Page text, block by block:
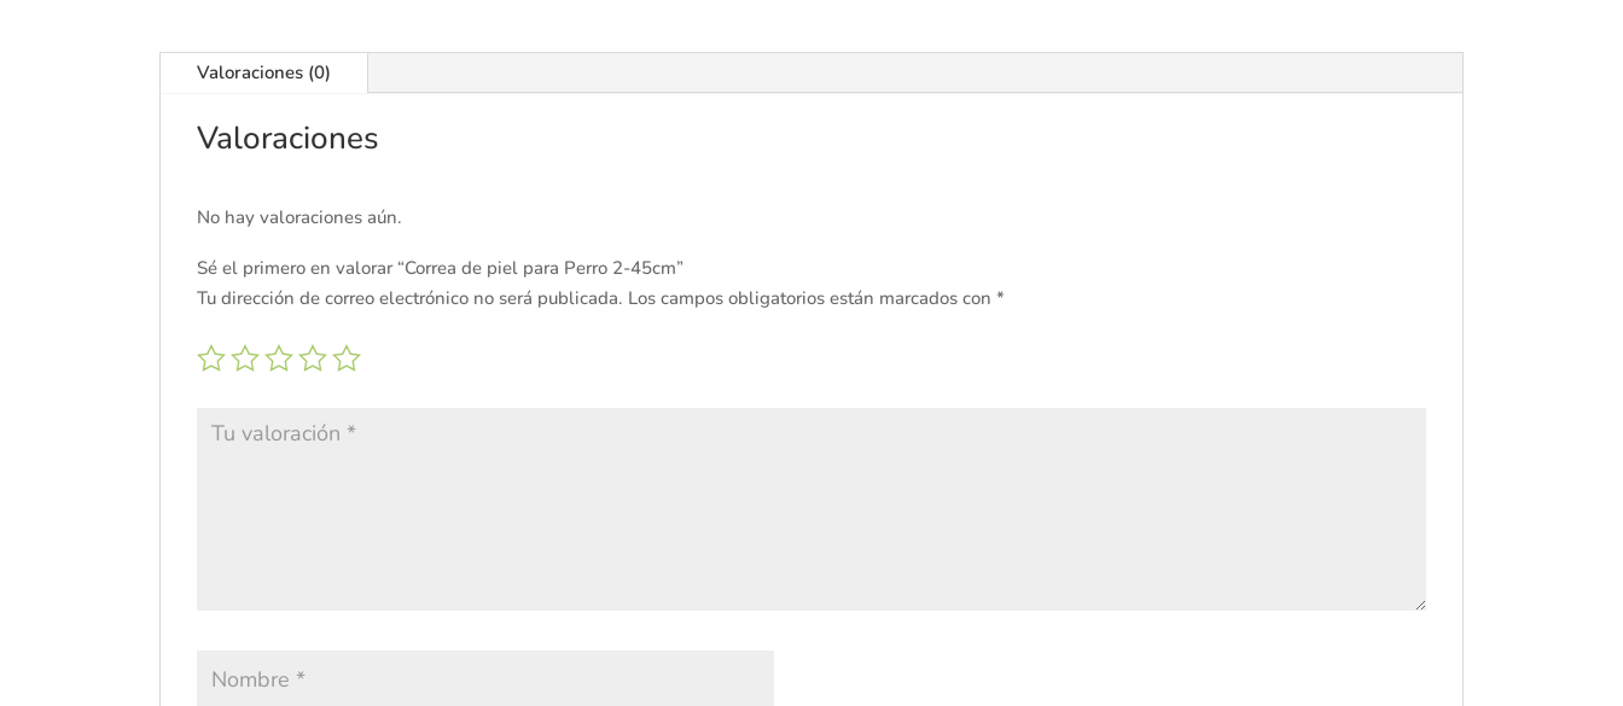
Valoraciones (0)
Valoraciones
No hay valoraciones aún.
Sé el primero en valorar “Correa de piel para Perro 2-45cm”
Tu dirección de correo electrónico no será publicada. Los campos obligatorios están marcados con *